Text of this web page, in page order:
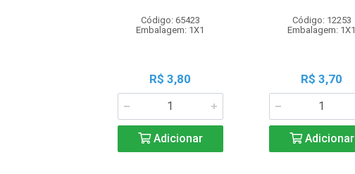
Código: 65423
Embalagem: 1X1
R$ 3,80
Adicionar
Código: 12253
Embalagem: 1X1
R$ 3,70
Adicionar